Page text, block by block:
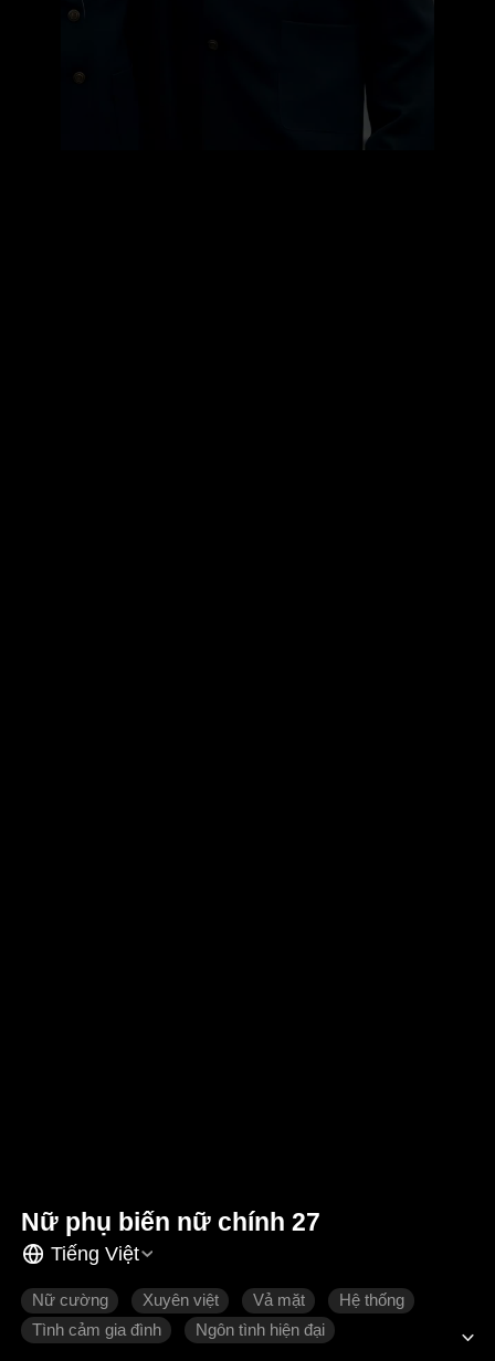
Nữ phụ biến nữ chính 27
Tiếng Việt
Nữ cường Xuyên việt Vả mặt
Hệ thống
Tình cảm gia đình
Ngôn tình hiện đại